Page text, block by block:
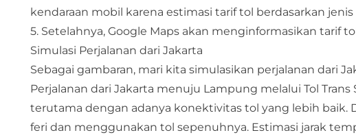
kendaraan mobil karena estimasi tarif tol berdasarkan
5. Setelahnya, Google Maps akan menginformasikan tarif
Simulasi Perjalanan dari Jakarta
Sebagai gambaran, mari kita simulasikan perjalanan dari
Perjalanan dari Jakarta menuju Lampung melalui Tol
terutama dengan adanya konektivitas tol yang lebih
feri dan menggunakan tol sepenuhnya. Estimasi jarak